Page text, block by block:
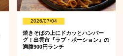
2026/07/04
焼きそばの上にドカッとハンバー
グ！出雲市『ラブ・ポーション』の
満腹900円ランチ